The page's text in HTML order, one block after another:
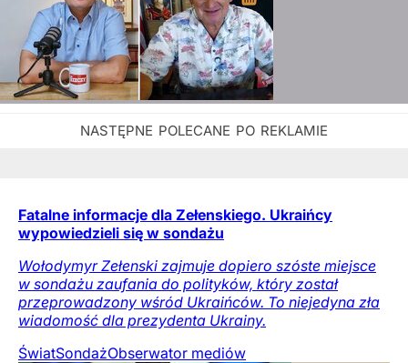
Fatalne informacje dla Zełenskiego. Ukraińcy
wypowiedzieli się w sondażu
Wołodymyr Zełenski zajmuje dopiero szóste miejsce
w sondażu zaufania do polityków, który został
przeprowadzony wśród Ukraińców. To niejedyna zła
wiadomość dla prezydenta Ukrainy.
ŚwiatSondażObserwator mediów